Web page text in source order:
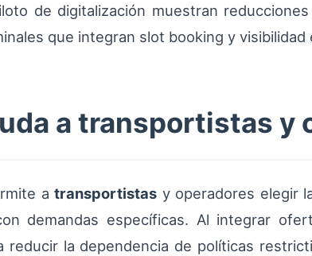
de digitalización muestran
que integran slot booking y visibilidad
a transportistas y
atransportistas y operadores elegir
demandas específicas. Al integrar
reducir la dependencia de políticas